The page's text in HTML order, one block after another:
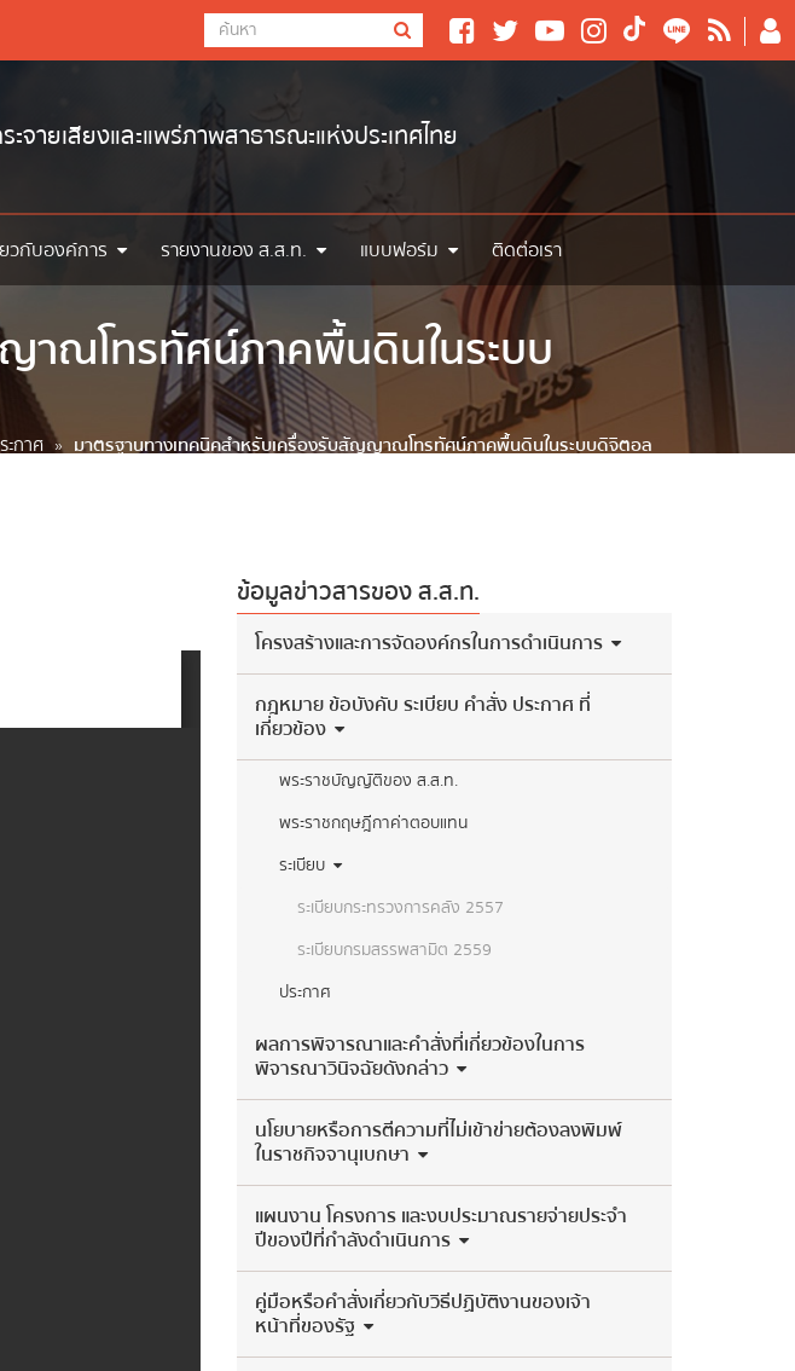
จายเสียงและแพร่ภาพสาธารณะแห่งประเทศไทย
วกับองค์การ รายงานของ ส.ส.ท. แบบฟอร์ม ติดต่อเรา
าณโทรทัศน์ภาคพื้นดินในระบบ
ะกาศ » มาตรฐานทางเทคนิคสำหรับเครื่องรับสัญญาณโทรทัศน์ภาคพื้นดินในระบบดิจิตอล
ข้อมูลข่าวสารของ ส.ส.ท.
​โครงสร้างและการจัดองค์กรในการดำเนินการ
กฎหมาย ข้อบังคับ ระเบียบ คำสั่ง ประกาศ ที่
เกี่ยวข้อง
พระราชบัญญัติของ ส.ส.ท.
พระราชกฤษฎีกาค่าตอบแทน
ระเบียบ
ระเบียบกระทรวงการคลัง 2557
ระเบียบกรมสรรพสามิต 2559
ประกาศ
ผลการพิจารณาและคำสั่งที่เกี่ยวข้องในการ
พิจารณาวินิจฉัยดังกล่าว
นโยบายหรือการตีความที่ไม่เข้าข่ายต้องลงพิมพ์
ในราชกิจจานุเบกษา
แผนงาน โครงการ และงบประมาณรายจ่ายประจำ
ปีของปีที่กำลังดำเนินการ
คู่มือหรือคำสั่งเกี่ยวกับวิธีปฏิบัติงานของเจ้า
หน้าที่ของรัฐ